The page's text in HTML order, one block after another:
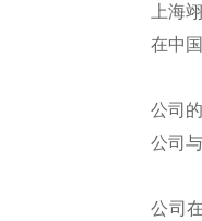
上海
在中
公司
公司
公司